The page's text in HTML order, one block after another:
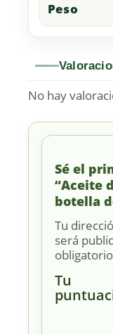
Peso
No hay
Sé el
“Aceite
botella
Tu
será
Tu